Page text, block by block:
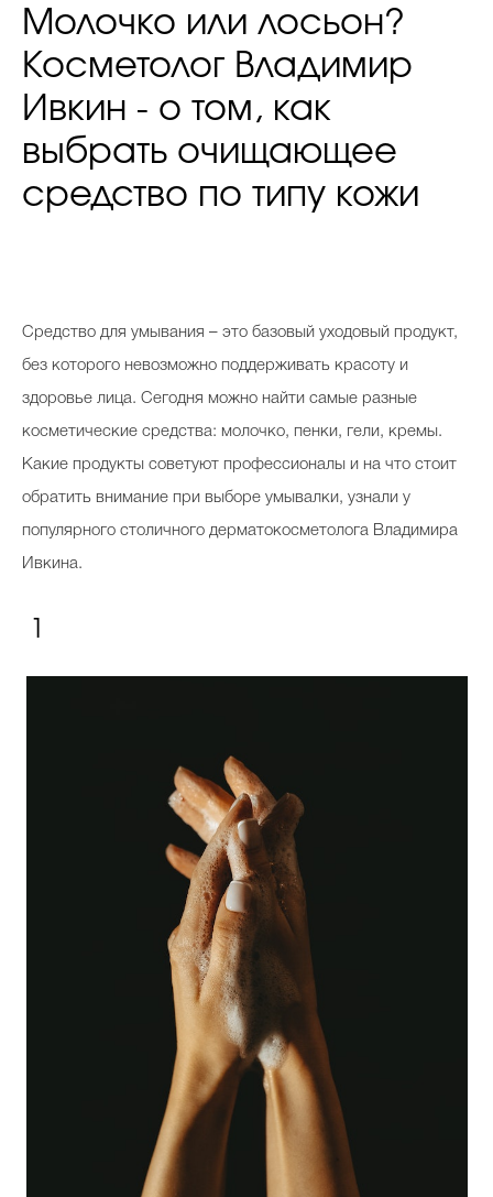
Молочко или лосьон?
Косметолог Владимир
Ивкин - о том, как
выбрать очищающее
средство по типу кожи
Средство для умывания – это базовый уходовый продукт,
без которого невозможно поддерживать красоту и
здоровье лица. Сегодня можно найти самые разные
косметические средства: молочко, пенки, гели, кремы.
Какие продукты советуют профессионалы и на что стоит
обратить внимание при выборе умывалки, узнали у
популярного столичного дерматокосметолога Владимира
Ивкина.